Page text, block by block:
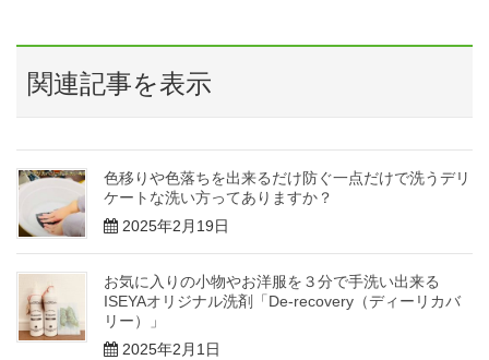
関連記事を表示
色移りや色落ちを出来るだけ防ぐ一点だけで洗うデリ
ケートな洗い方ってありますか？
2025年2月19日
お気に入りの小物やお洋服を３分で手洗い出来る
ISEYAオリジナル洗剤「De-recovery（ディーリカバ
リー）」
2025年2月1日